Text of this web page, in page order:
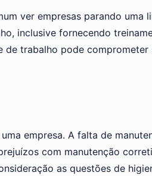
ver empresas parando uma
inclusive fornecendo
de trabalho pode comprometer
empresa. A falta de
com manutenção
as questões de